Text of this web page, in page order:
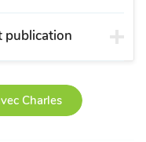
publication
Charles